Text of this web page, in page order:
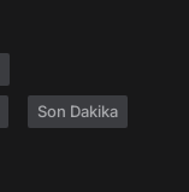
Son Dakika